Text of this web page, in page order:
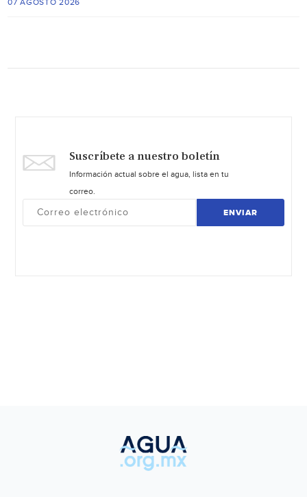
07 AGOSTO 2026
Suscríbete a nuestro boletín
Información actual sobre el agua, lista en tu
correo.
ENVIAR